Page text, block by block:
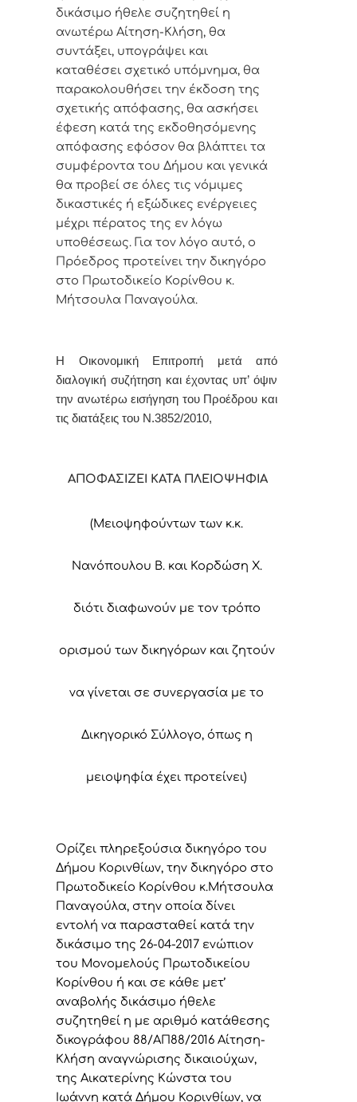
δικάσιμο ήθελε συζητηθεί η
ανωτέρω Αίτηση-Κλήση, θα
συντάξει, υπογράψει και
καταθέσει σχετικό υπόμνημα, θα
παρακολουθήσει την έκδοση της
σχετικής απόφασης, θα ασκήσει
έφεση κατά της εκδοθησόμενης
απόφασης εφόσον θα βλάπτει τα
συμφέροντα του Δήμου και γενικά
θα προβεί σε όλες τις νόμιμες
δικαστικές ή εξώδικες ενέργειες
μέχρι πέρατος της εν λόγω
υποθέσεως. Για τον λόγο αυτό, ο
Πρόεδρος προτείνει την δικηγόρο
στο Πρωτοδικείο Κορίνθου κ.
Μήτσουλα Παναγούλα.
Η Οικονομική Επιτροπή μετά από
διαλογική συζήτηση και έχοντας υπ’ όψιν
την ανωτέρω εισήγηση του Προέδρου και
τις διατάξεις του Ν.3852/2010,
ΑΠΟΦΑΣΙΖΕΙ ΚΑΤΑ ΠΛΕΙΟΨΗΦΙΑ
(Μειοψηφούντων των κ.κ.
Νανόπουλου Β. και Κορδώση Χ.
διότι διαφωνούν με τον τρόπο
ορισμού των δικηγόρων και ζητούν
να γίνεται σε συνεργασία με το
Δικηγορικό Σύλλογο, όπως η
μειοψηφία έχει προτείνει)
Ορίζει πληρεξούσια δικηγόρο του
Δήμου Κορινθίων, την δικηγόρο στο
Πρωτοδικείο Κορίνθου κ.Μήτσουλα
Παναγούλα, στην οποία δίνει
εντολή να παρασταθεί κατά την
δικάσιμο της 26-04-2017 ενώπιον
του Μονομελούς Πρωτοδικείου
Κορίνθου ή και σε κάθε μετ’
αναβολής δικάσιμο ήθελε
συζητηθεί η με αριθμό κατάθεσης
δικογράφου 88/ΑΠ88/2016 Αίτηση-
Κλήση αναγνώρισης δικαιούχων,
της Αικατερίνης Κώνστα του
Ιωάννη κατά Δήμου Κορινθίων, να